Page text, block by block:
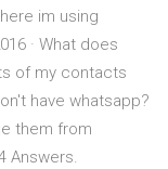
im using
· What does
of my contacts
have whatsapp?
them from
Answers.